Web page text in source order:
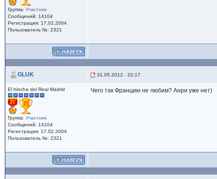
Группа: Участник
Сообщений: 14104
Регистрация: 17.02.2004
Пользователь №: 2321
GLUK 31.05.2012 - 22:17
El hincha del Real Madrid
Группа: Участник
Сообщений: 14104
Регистрация: 17.02.2004
Пользователь №: 2321
Чего так Францию не любим? Анри уже нет)